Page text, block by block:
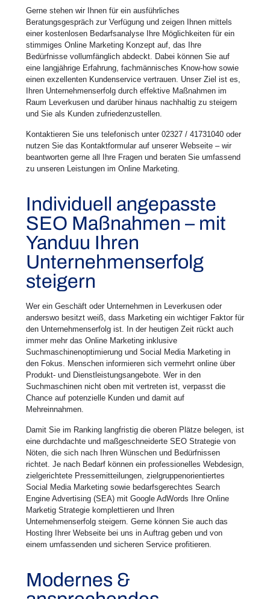
Gerne stehen wir Ihnen für ein ausführliches
Beratungsgespräch zur Verfügung und zeigen Ihnen mittels
einer kostenlosen Bedarfsanalyse Ihre Möglichkeiten für ein
stimmiges Online Marketing Konzept auf, das Ihre
Bedürfnisse vollumfänglich abdeckt. Dabei können Sie auf
eine langjährige Erfahrung, fachmännisches Know-how sowie
einen exzellenten Kundenservice vertrauen. Unser Ziel ist es,
Ihren Unternehmenserfolg durch effektive Maßnahmen im
Raum Leverkusen und darüber hinaus nachhaltig zu steigern
und Sie als Kunden zufriedenzustellen.
Kontaktieren Sie uns telefonisch unter 02327 / 41731040 oder
nutzen Sie das Kontaktformular auf unserer Webseite – wir
beantworten gerne all Ihre Fragen und beraten Sie umfassend
zu unseren Leistungen im Online Marketing.
Individuell angepasste
SEO Maßnahmen – mit
Yanduu Ihren
Unternehmenserfolg
steigern
Wer ein Geschäft oder Unternehmen in Leverkusen oder
anderswo besitzt weiß, dass Marketing ein wichtiger Faktor für
den Unternehmenserfolg ist. In der heutigen Zeit rückt auch
immer mehr das Online Marketing inklusive
Suchmaschinenoptimierung und Social Media Marketing in
den Fokus. Menschen informieren sich vermehrt online über
Produkt- und Dienstleistungsangebote. Wer in den
Suchmaschinen nicht oben mit vertreten ist, verpasst die
Chance auf potenzielle Kunden und damit auf
Mehreinnahmen.
Damit Sie im Ranking langfristig die oberen Plätze belegen, ist
eine durchdachte und maßgeschneiderte SEO Strategie von
Nöten, die sich nach Ihren Wünschen und Bedürfnissen
richtet. Je nach Bedarf können ein professionelles Webdesign,
zielgerichtete Pressemitteilungen, zielgruppenorientiertes
Social Media Marketing sowie bedarfsgerechtes Search
Engine Advertising (SEA) mit Google AdWords Ihre Online
Marketig Strategie komplettieren und Ihren
Unternehmenserfolg steigern. Gerne können Sie auch das
Hosting Ihrer Webseite bei uns in Auftrag geben und von
einem umfassenden und sicheren Service profitieren.
Modernes &